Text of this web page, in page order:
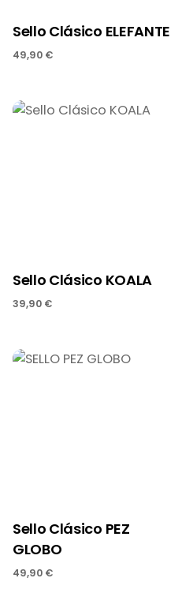
Sello Clásico ELEFANTE
49,90 €
Sello Clásico KOALA
39,90 €
Sello Clásico PEZ
GLOBO
49,90 €